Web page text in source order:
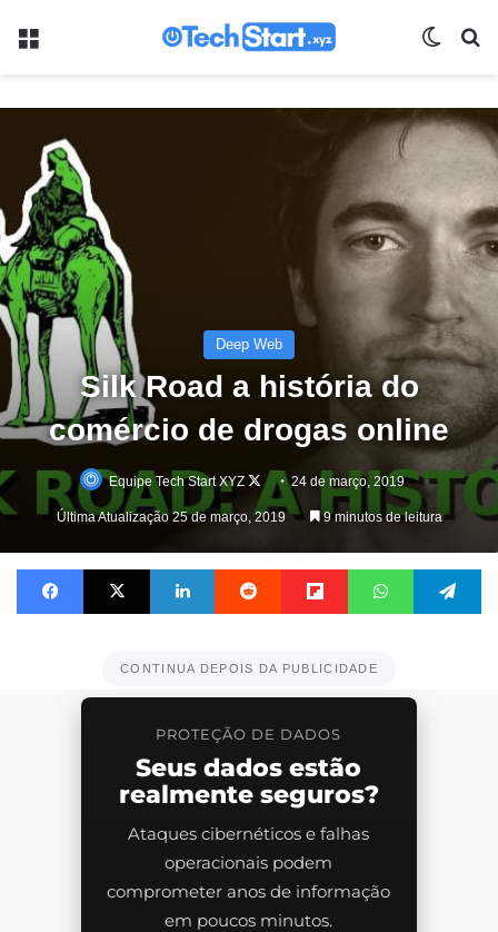
Menu
Deep Web
Silk Road a história do
comércio de drogas online
Equipe Tech Start XYZ
Follow
on
24 de março, 2019
Última Atualização 25 de março, 2019 9 minutos de leitura
Facebook X Linkedin Reddit Flipboard WhatsApp
CONTINUA DEPOIS DA PUBLICIDADE
PROTEÇÃO DE DADOS
Seus dados estão
realmente seguros?
Ataques cibernéticos e falhas
operacionais podem
comprometer anos de informação
em poucos minutos.